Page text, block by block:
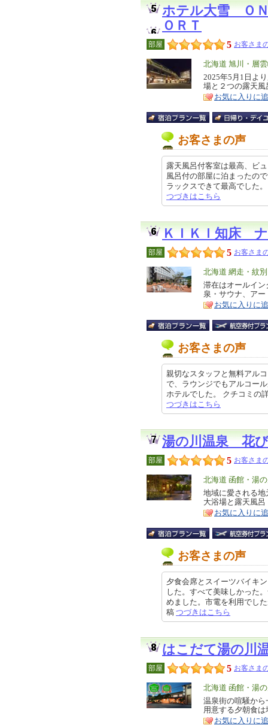
ホテル大雪 Ｏ
ＯＲＴ
部屋 5 お客さま
エ
リ
ア
北海道 旭川・層
特
徴
2025年5月1日よ
場と２つの露天
お気に入りに
お客さまの声
露天風呂付客室は最高、ビ
風呂付の部屋に泊まったの
ラックスできて最高でした
つづきはこちら
ＫＩＫＩ知床
部屋 5 お客さま
エ
リ
ア
北海道 網走・紋
特
徴
滞在はオールイ
泉・サウナ、ア
お気に入りに
お客さまの声
親切なスタッフと無料アル
で、ラウンジでもアルコー
ホテルでした。 クチコミ
つづきはこちら
湯の川温泉 花
部屋 5 お客さま
エ
リ
ア
北海道 函館・湯
特
徴
地域に愛される
大浴場と露天風呂
お気に入りに
お客さまの声
夕食会席とスイーツバイキ
した。すべて美味しかった
めました。市電を利用でし
稿 つづきはこちら
はこだて湯の川
部屋 5 お客さま
エ
リ
ア
北海道 函館・湯
特
徴
温泉街の喧騒か
用意する夕朝食
お気に入りに